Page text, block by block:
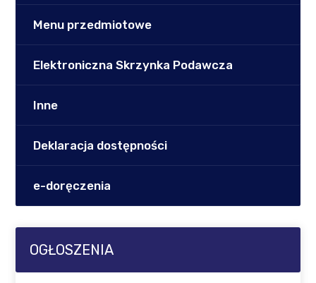
Menu przedmiotowe
Elektroniczna Skrzynka Podawcza
Inne
Deklaracja dostępności
e-doręczenia
OGŁOSZENIA